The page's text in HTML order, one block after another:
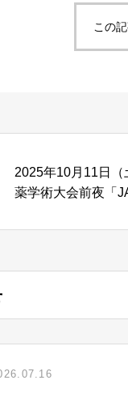
この
2025年10月11日（
薬学術大会前夜「